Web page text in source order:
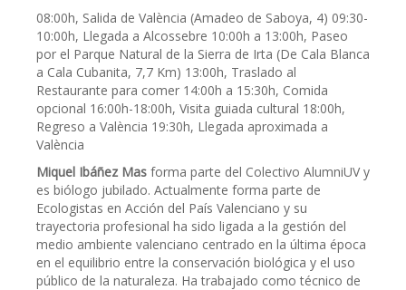
08:00h, Salida de València (Amadeo de Saboya, 4) 09:30-
10:00h, Llegada a Alcossebre 10:00h a 13:00h, Paseo
por el Parque Natural de la Sierra de Irta (De Cala Blanca
a Cala Cubanita, 7,7 Km) 13:00h, Traslado al
Restaurante para comer 14:00h a 15:30h, Comida
opcional 16:00h-18:00h, Visita guiada cultural 18:00h,
Regreso a València 19:30h, Llegada aproximada a
València
Miquel Ibáñez Mas forma parte del Colectivo AlumniUV y
es biólogo jubilado. Actualmente forma parte de
Ecologistas en Acción del País Valenciano y su
trayectoria profesional ha sido ligada a la gestión del
medio ambiente valenciano centrado en la última época
en el equilibrio entre la conservación biológica y el uso
público de la naturaleza. Ha trabajado como técnico de